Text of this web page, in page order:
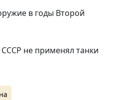
в годы Второй
не применял танки